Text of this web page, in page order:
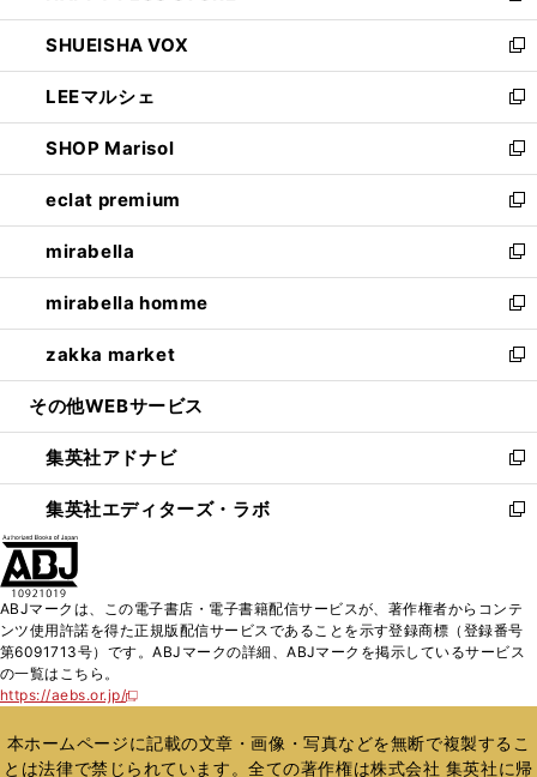
ウ
で
開
く
ン
ド
ウ
で
開
く
ウ
ィ
ン
ド
ウ
で
開
く
し
い
ウ
ィ
ン
ド
ウ
で
開
く
SHUEISHA VOX
新
し
い
ウ
ィ
ン
ド
ウ
で
開
く
LEEマルシェ
新
し
い
ウ
ィ
ン
ド
ウ
で
開
く
SHOP Marisol
新
し
い
ウ
ィ
ン
ド
ウ
で
開
eclat premium
新
し
い
ウ
ィ
ン
ド
ウ
開
く
mirabella
新
し
い
ウ
ィ
ン
ウ
で
開
く
mirabella homme
新
し
い
ウ
ン
ド
ウ
で
zakka market
新
し
ウ
ィ
ン
ド
く
その他WEBサービス
集英社アドナビ
新
し
い
ド
ウ
で
集英社エディターズ・ラボ
新
ィ
ン
ド
開
く
ABJマークは、この電子書店・電子書籍配信サービスが、著作権者からコンテ
ンツ使用許諾を得た正規版配信サービスであることを示す登録商標（登録番号
第6091713号）です。ABJマークの詳細、ABJマークを掲示しているサービス
の一覧はこちら。
https://aebs.or.jp/
新
い
ウ
本ホームページに記載の文章・画像・写真などを無断で複製するこ
とは法律で禁じられています。全ての著作権は株式会社 集英社に帰